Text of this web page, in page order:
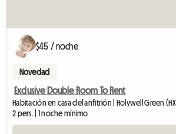
$45 / noche
Novedad
Exclusive Double Room To Rent
Habitación en casa del anfitrión | Holywell Green
2 pers. | 1 noche mínimo